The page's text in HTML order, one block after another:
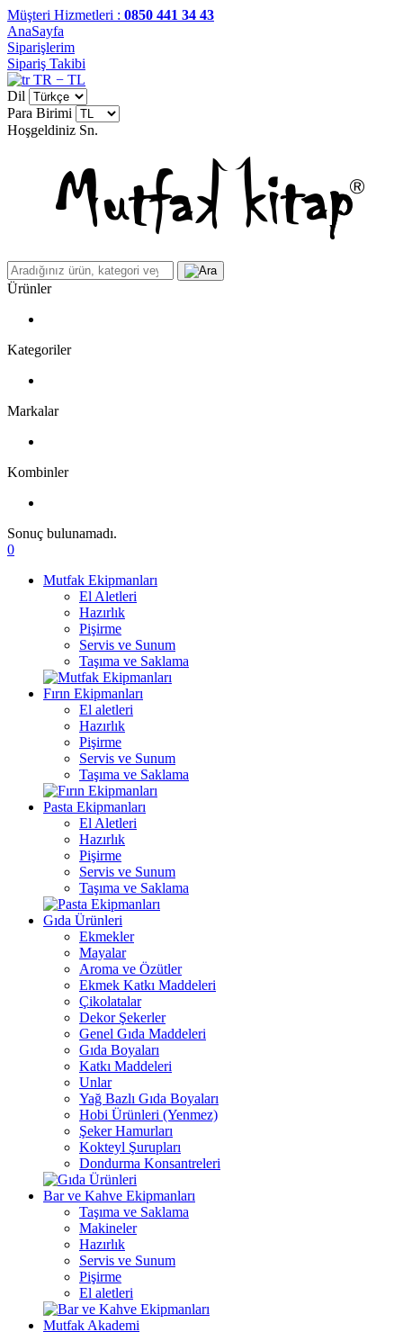
Müşteri Hizmetleri : 0850 441 34 43
AnaSayfa
Siparişlerim
Sipariş Takibi
TR − TL
Dil
Para Birimi
Hoşgeldiniz Sn.
Ürünler
Kategoriler
Markalar
Kombinler
Sonuç bulunamadı.
0
Mutfak Ekipmanları
El Aletleri
Hazırlık
Pişirme
Servis ve Sunum
Taşıma ve Saklama
Fırın Ekipmanları
El aletleri
Hazırlık
Pişirme
Servis ve Sunum
Taşıma ve Saklama
Pasta Ekipmanları
El Aletleri
Hazırlık
Pişirme
Servis ve Sunum
Taşıma ve Saklama
Gıda Ürünleri
Ekmekler
Mayalar
Aroma ve Özütler
Ekmek Katkı Maddeleri
Çikolatalar
Dekor Şekerler
Genel Gıda Maddeleri
Gıda Boyaları
Katkı Maddeleri
Unlar
Yağ Bazlı Gıda Boyaları
Hobi Ürünleri (Yenmez)
Şeker Hamurları
Kokteyl Şurupları
Dondurma Konsantreleri
Bar ve Kahve Ekipmanları
Taşıma ve Saklama
Makineler
Hazırlık
Servis ve Sunum
Pişirme
El aletleri
Mutfak Akademi